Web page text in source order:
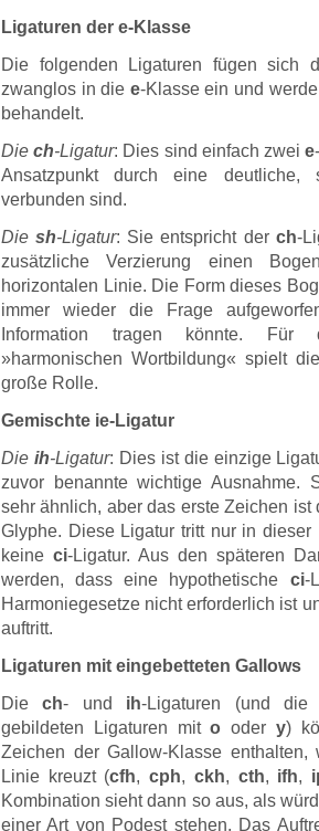
Ligaturen der e-Klasse
Die folgenden Ligaturen fügen sich
zwanglos in die e-Klasse ein und
behandelt.
Diech-Ligatur: Dies sind einfach zweie
Ansatzpunkt durch eine deutliche,
verbunden sind.
Diesh-Ligatur: Sie entspricht der ch-
zusätzliche Verzierung einen
horizontalen Linie. Die Form dieses
immer wieder die Frage
Information tragen könnte. Für
»harmonischen Wortbildung« spielt
große Rolle.
Gemischte ie-Ligatur
Die ih-Ligatur: Dies ist die einzige
zuvor benannte wichtige
sehr ähnlich, aber das erste Zeichen
Glyphe. Diese Ligatur tritt nur in
keine ci-Ligatur. Aus den späteren
werden, dass eine hypothetische ci-
Harmoniegesetze nicht erforderlich ist
auftritt.
Ligaturen mit eingebetteten Gallows
Diech- und ih-Ligaturen (und die
gebildeten Ligaturen mito oder y)
Zeichen der Gallow-Klasse enthalten,
Linie kreuzt (cfh,cph, ckh, cth, ifh,
Kombination sieht dann so aus, als
einer Art von Podest stehen. Das